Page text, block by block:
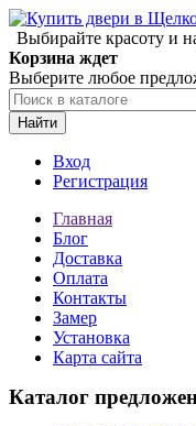
Выбирайте красоту и
Корзина ждет
Выберите любое
Найти
Вход
Регистрация
Главная
Блог
Доставка
Оплата
Контакты
Замер
Установка
Карта сайта
Каталог